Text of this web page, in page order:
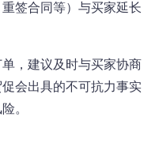
签合同等）与买家延长
，建议及时与买家协商
会出具的不可抗力事实
。